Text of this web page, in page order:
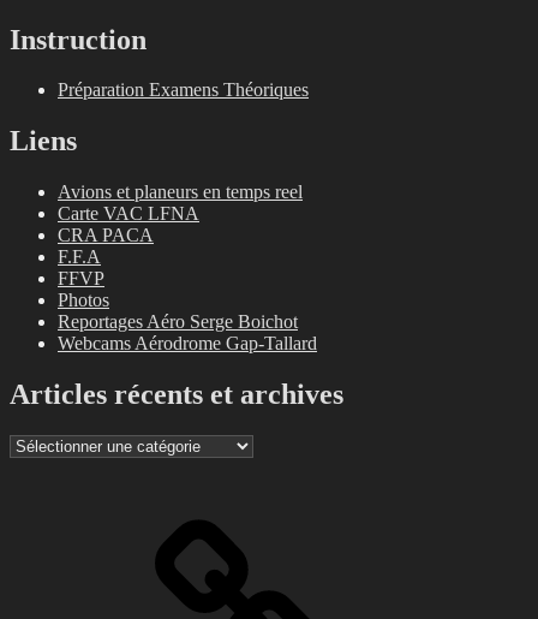
Instruction
Préparation Examens Théoriques
Liens
Avions et planeurs en temps reel
Carte VAC LFNA
CRA PACA
F.F.A
FFVP
Photos
Reportages Aéro Serge Boichot
Webcams Aérodrome Gap-Tallard
Articles récents et archives
Articles